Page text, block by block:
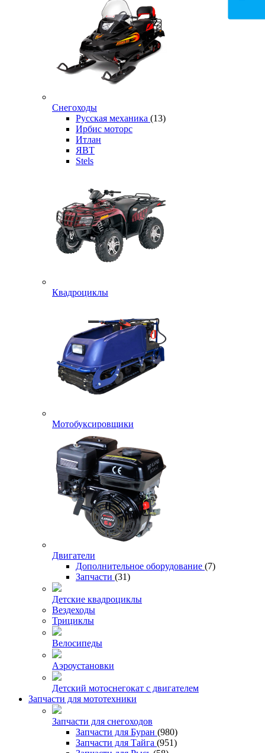
Снегоходы
Русская механика (13)
Ирбис моторс
Итлан
ЯВТ
Stels
Квадроциклы
Мотобуксировщики
Двигатели
Дополнительное оборудование (7)
Запчасти (31)
Детские квадроциклы
Вездеходы
Трициклы
Велосипеды
Аэроустановки
Детский мотоснегокат с двигателем
Запчасти для мототехники
Запчасти для снегоходов
Запчасти для Буран (980)
Запчасти для Тайга (951)